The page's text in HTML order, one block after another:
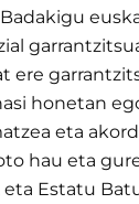
ere
honetan
eta
hau eta
Estatu